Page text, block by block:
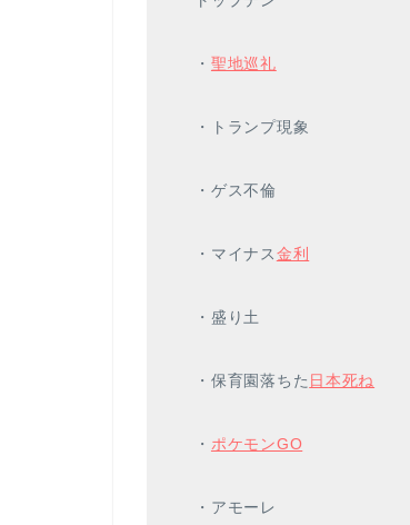
・ 聖地巡礼
・トランプ現象
・ゲス不倫
・マイナス金利
・盛り土
・保育園落ちた 日本死ね
・ ポケモンGO
・アモーレ